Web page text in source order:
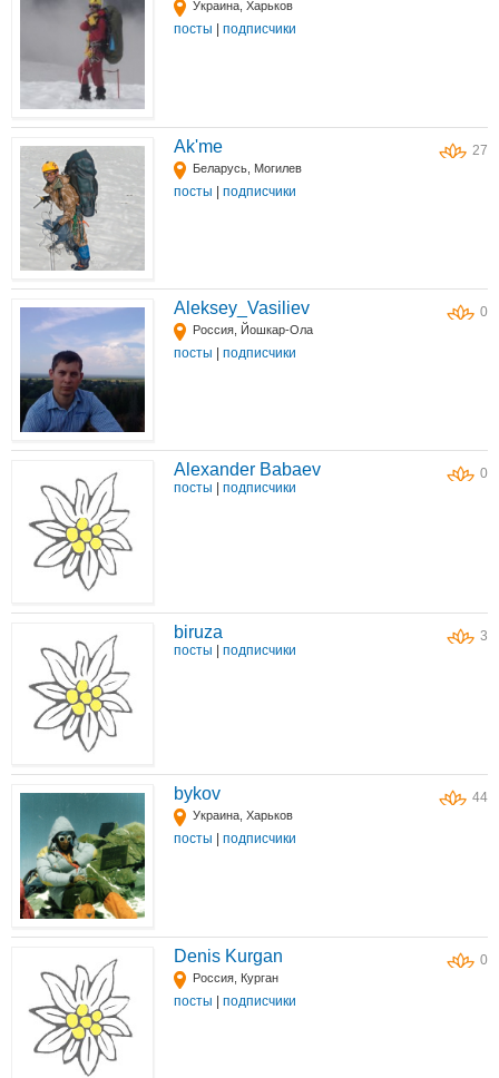
Украина, Харьков
посты подписчики
27
Ak'me
Беларусь, Могилев
посты | подписчики
0
Aleksey_Vasiliev
Россия, Йошкар-Ола
посты подписчики
0
Alexander Babaev
посты подписчики
3
biruza
посты | подписчики
44
bykov
Украина, Харьков
посты подписчики
0
Denis Kurgan
Россия, Курган
посты | подписчики